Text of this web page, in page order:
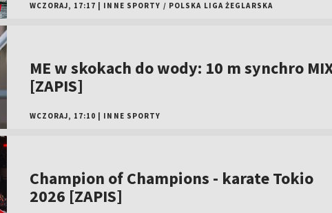
WCZORAJ, 17:17 INNE SPORTY / POLSKA LIGA ŻEGLARSKA
ME w skokach do wody: 10 m synchro
[ZAPIS]
WCZORAJ, 17:10 INNE SPORTY
Champion of Champions - karate Tokio
2026 [ZAPIS]